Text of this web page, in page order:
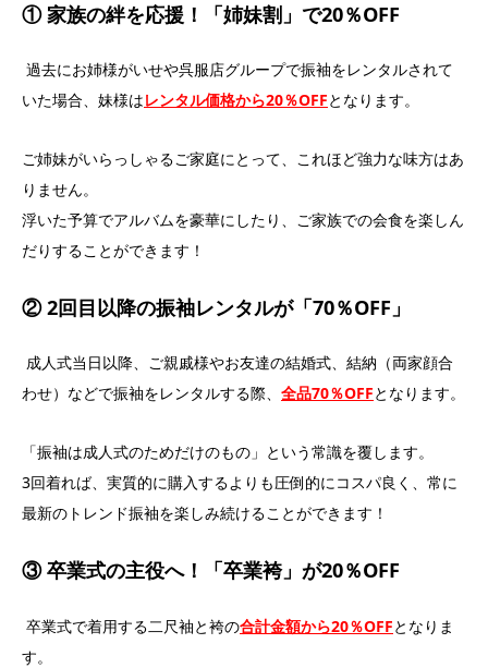
① 家族の絆を応援！「姉妹割」で20％OFF
過去にお姉様がいせや呉服店グループで振袖をレンタルされて
いた場合、妹様はレンタル価格から20％OFFとなります。
ご姉妹がいらっしゃるご家庭にとって、これほど強力な味方はあ
りません。
浮いた予算でアルバムを豪華にしたり、ご家族での会食を楽しん
だりすることができます！
② 2回目以降の振袖レンタルが「70％OFF」
成人式当日以降、ご親戚様やお友達の結婚式、結納（両家顔合
わせ）などで振袖をレンタルする際、 全品70％OFFとなります。
「振袖は成人式のためだけのもの」という常識を覆します。
3回着れば、実質的に購入するよりも圧倒的にコスパ良く、常に
最新のトレンド振袖を楽しみ続けることができます！
③ 卒業式の主役へ！「卒業袴」が20％OFF
卒業式で着用する二尺袖と袴の合計金額から20％OFFとなりま
す。